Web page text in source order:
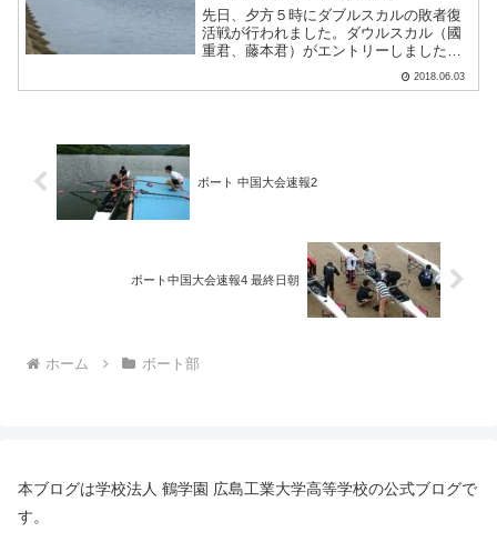
先日、夕方５時にダブルスカルの敗者復
活戦が行われました。ダウルスカル（國
重君、藤本君）がエントリーしました。
結果は・・・。 あと少しのところで力及
ばず、3着で準決勝進出はなりませんでし
2018.06.03
ボート 中国大会速報2
ボート中国大会速報4 最終日朝
ホーム ボート部
本ブログは学校法人 鶴学園 広島工業大学高等学校の公式ブログで
す。